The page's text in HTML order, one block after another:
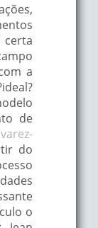
certa
a
de
do
o